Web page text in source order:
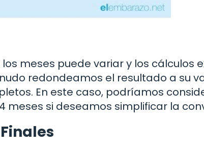
meses puede variar y los cálculos
redondeamos el resultado a su
En este caso, podríamos
meses si deseamos simplificar la